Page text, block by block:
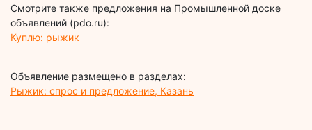
Смотрите также предложения на Промышленной доске
объявлений (pdo.ru):
Куплю: рыжик
Объявление размещено в разделах:
Рыжик: спрос и предложение, Казань